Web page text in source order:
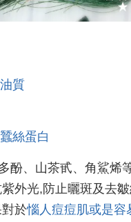
質
絲蛋白
酚、山茶甙、角鯊烯
外光,防止曬斑及去
於惱人痘痘肌或是容